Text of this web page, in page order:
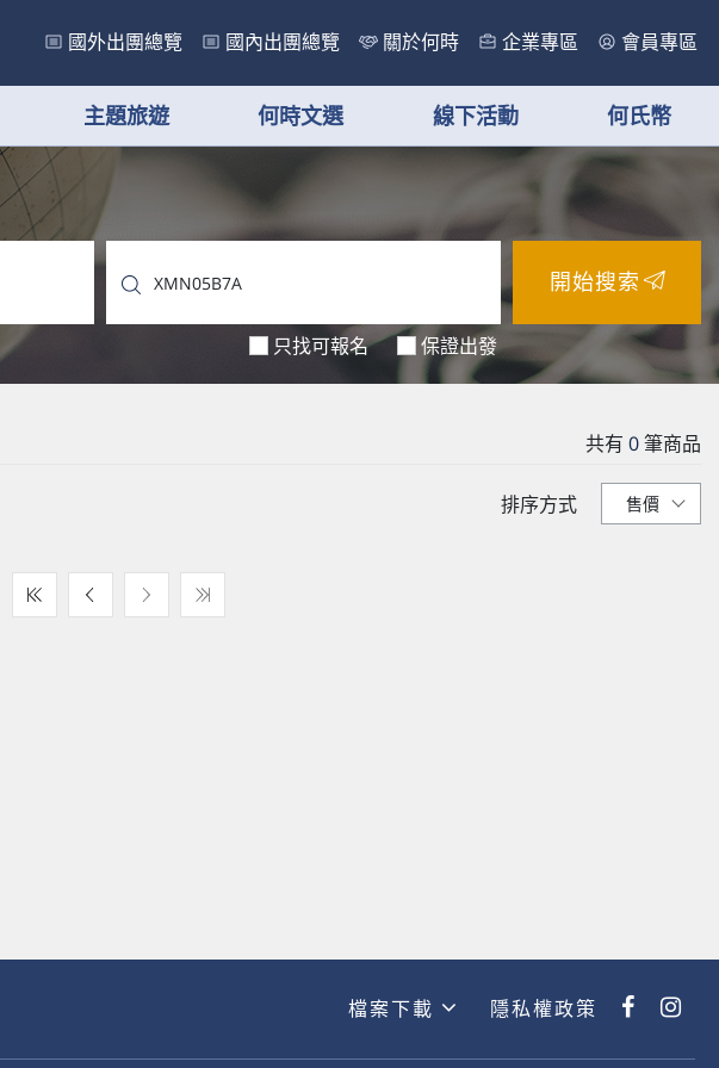
國外出團總覽 國內出團總覽 關於何時 企業專區 會員專區
主題旅遊 何時文選 線下活動 何氏幣
只找可報名 保證出發
開始搜索
共有 0筆商品
排序方式
檔案下載 隱私權政策